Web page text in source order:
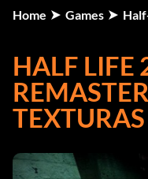
Home Games
HALF LIFE